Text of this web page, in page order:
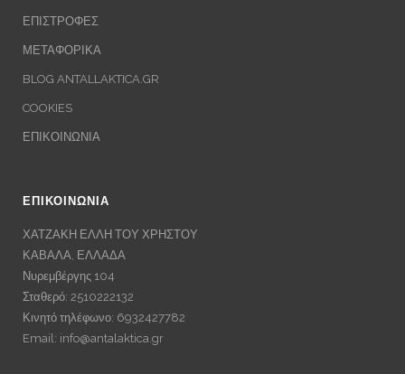
ΕΠΙΣΤΡΟΦΕΣ
ΜΕΤΑΦΟΡΙΚΑ
BLOG ANTALLAKTICA.GR
COOKIES
ΕΠΙΚΟΙΝΩΝΙΑ
ΕΠΙΚΟΙΝΩΝΙΑ
ΧΑΤΖΑΚΗ ΕΛΛΗ ΤΟΥ ΧΡΗΣΤΟΥ
ΚΑΒΑΛΑ, ΕΛΛΑΔΑ
Νυρεμβέργης 104
Σταθερό: 2510222132
Κινητό τηλέφωνο: 6932427782
Email: info@antalaktica.gr